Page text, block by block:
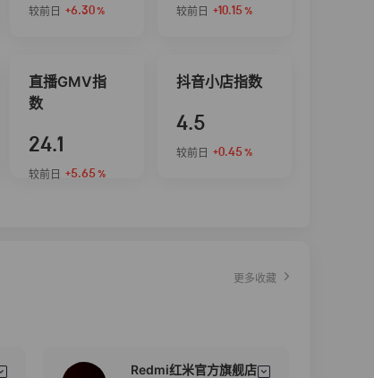
较前日 +6.30% 较前日 +10.15 %
直播GMV指
数
24.1
较前日 +5.65 %
抖音小店指数
4.5
较前日 +0.45 %
更多收藏
Redmi红米官方旗舰店